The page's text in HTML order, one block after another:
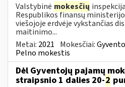
Valstybinė mokesčių
Respublikos finansų
viešojoje erdvėje vykstančias
maitinimo...
Metai: 2021 Mokesčiai:
Pelno mokestis
Dėl Gyventojų pajamų
straipsnio 1 dalies 20-2